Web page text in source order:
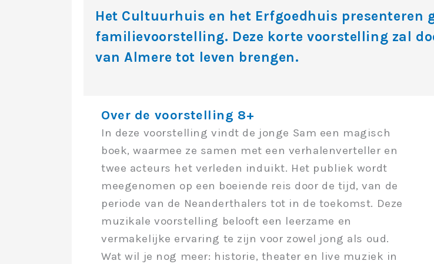
Het Cultuurhuis en het Erfgoedhuis presenteren
familievoorstelling. Deze korte voorstelling zal
van Almere tot leven brengen.
Over de voorstelling 8+
In deze voorstelling vindt de jonge Sam een magisch
boek, waarmee ze samen met een verhalenverteller en
twee acteurs het verleden induikt. Het publiek wordt
meegenomen op een boeiende reis door de tijd, van de
periode van de Neanderthalers tot in de toekomst. Deze
muzikale voorstelling belooft een leerzame en
vermakelijke ervaring te zijn voor zowel jong als oud.
Wat wil je nog meer: historie, theater en live muziek in